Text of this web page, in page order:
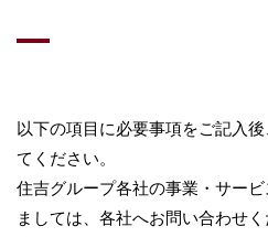
以下の項目に必要事項をご記入
てください。
住吉グループ各社の事業・サー
ましては、各社へお問い合わせ